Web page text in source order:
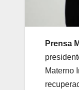
Prensa
Materno